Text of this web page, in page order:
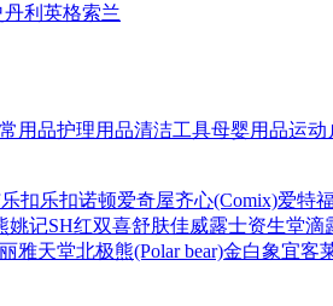
丹利 英格索兰
用品护理用品清洁工具母婴用品运动
乐扣乐扣诺顿爱奇屋齐心(Comix)爱特
姚记SH红双喜舒肤佳威露士资生堂滴
雅天堂北极熊(Polar bear)金白象宜客